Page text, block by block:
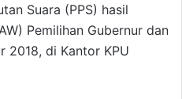
Suara (PPS) hasil
Pemilihan Gubernur dan
2018, di Kantor KPU